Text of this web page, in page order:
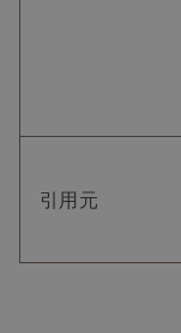
引用元